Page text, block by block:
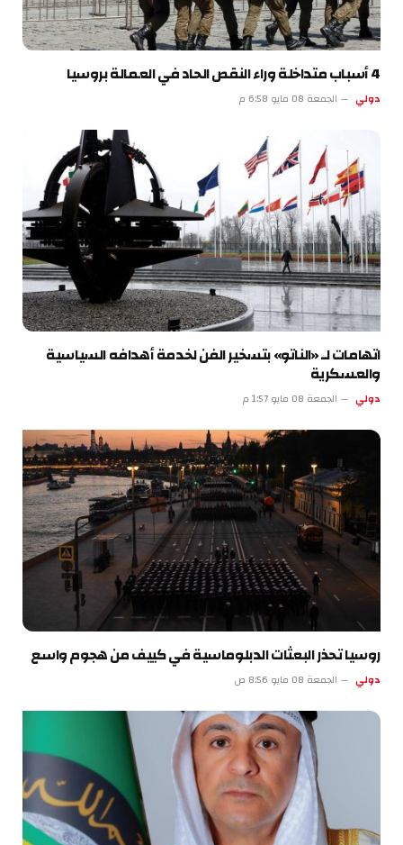
4 أسباب متداخلة وراء النقص الحاد في العمالة بروسيا
دولي الجمعة 08 مايو 6:58 م
اتهامات لـ «الناتو» بتسخير الفن لخدمة أهدافه السياسية
والعسكرية
دولي الجمعة 08 مايو 1:57 م
روسيا تحذر البعثات الدبلوماسية في كييف من هجوم واسع
دولي الجمعة 08 مايو 8:56 ص